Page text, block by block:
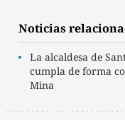
Noticias
La alcaldesa de
cumpla de forma
Mina